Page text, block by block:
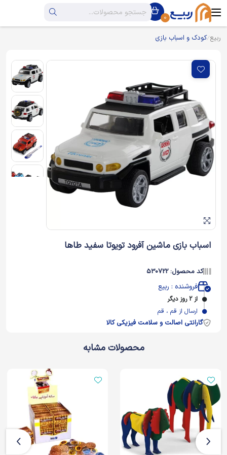
0
ربیع کودک و اسباب بازی
اسباب بازی ماشین آفرود تویوتا سفید طاها
کد محصول: 530722
فروشنده : ربیع
از 2 روز دیگر
ارسال از قم ، قم
گارانتی اصالت و سلامت فیزیکی کالا
محصولات مشابه